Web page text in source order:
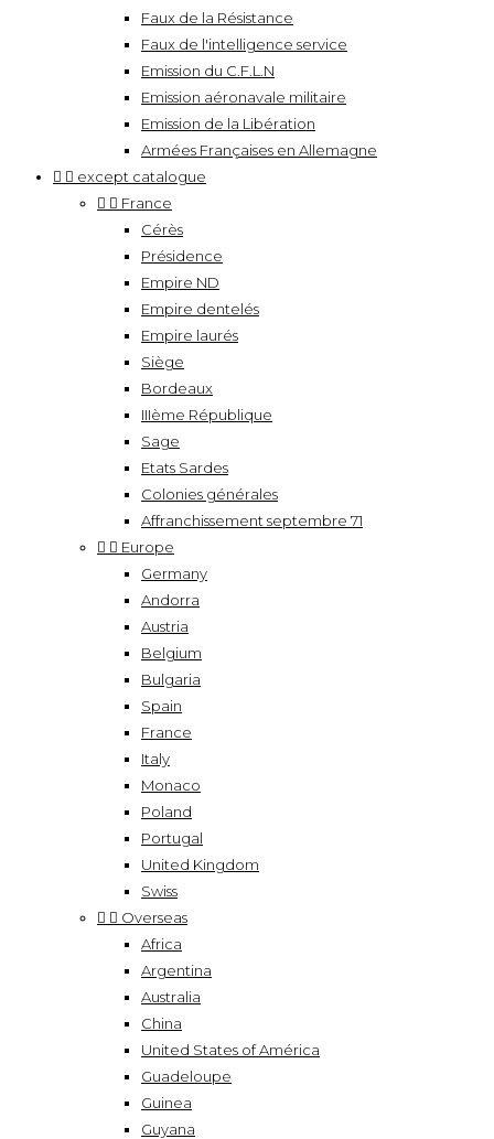
Faux de la Résistance
Faux de l'intelligence service
Emission du C.F.L.N
Emission aéronavale militaire
Emission de la Libération
Armées Françaises en Allemagne
  except catalogue
  France
Cérès
Présidence
Empire ND
Empire dentelés
Empire laurés
Siège
Bordeaux
IIIème République
Sage
Etats Sardes
Colonies générales
Affranchissement septembre 71
  Europe
Germany
Andorra
Austria
Belgium
Bulgaria
Spain
France
Italy
Monaco
Poland
Portugal
United Kingdom
Swiss
  Overseas
Africa
Argentina
Australia
China
United States of América
Guadeloupe
Guinea
Guyana